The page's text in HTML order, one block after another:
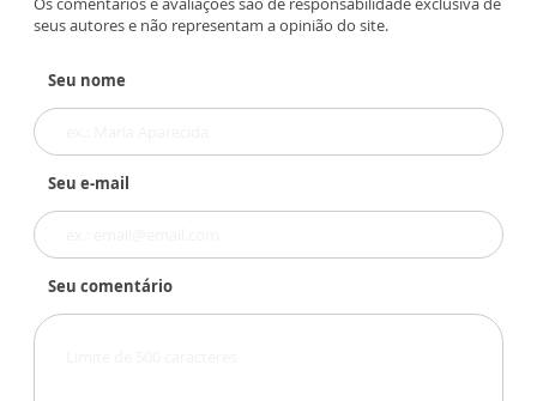
seus autores e não representam a opinião do site.
Seu nome
Seu e-mail
Seu comentário